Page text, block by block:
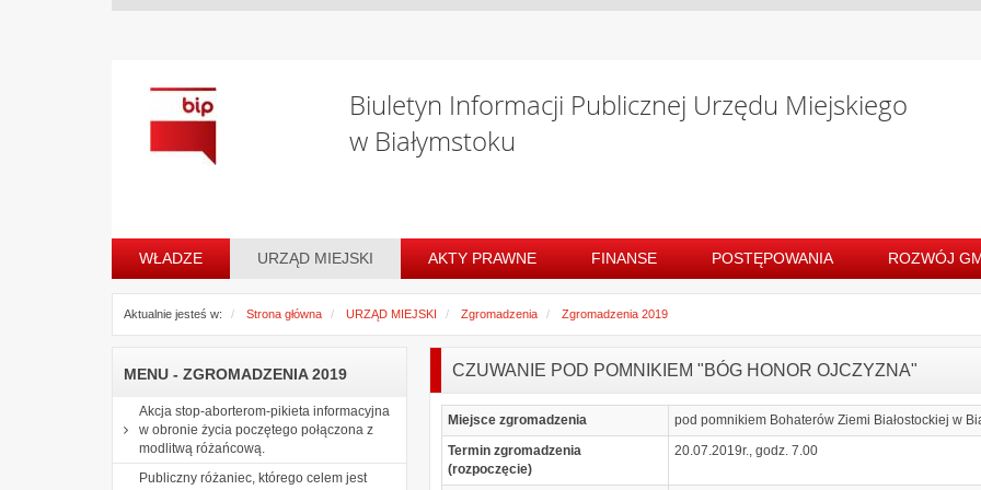
Biuletyn Informacji Publicznej Urzędu Miejskiego
w Białymstoku
WŁADZE URZĄD MIEJSKI AKTY PRAWNE FINANSE POSTĘPOWANIA ROZWÓJ
Aktualnie jesteś w: Strona główna URZĄD MIEJSKI Zgromadzenia Zgromadzenia 2019
MENU - ZGROMADZENIA 2019
Akcja stop-aborterom-pikieta informacyjna
w obronie życia poczętego połączona z
modlitwą różańcową.
Publiczny różaniec, którego celem jest
CZUWANIE POD POMNIKIEM "BÓG HONOR OJCZYZNA"
Miejsce zgromadzenia
pod pomnikiem Bohaterów Ziemi Białostockiej w
Termin zgromadzenia
(rozpoczęcie)
20.07.2019r., godz. 7.00